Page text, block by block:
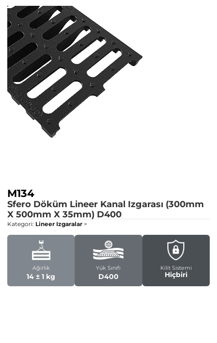
M134
Sfero Döküm Lineer Kanal Izgarası (300mm
X 500mm X 35mm) D400
Kategori: Lineer Izgaralar >
Ağırlık
14 ± 1 kg
Yük Sınıfı
D400
Kilit Sistemi
Hiçbiri